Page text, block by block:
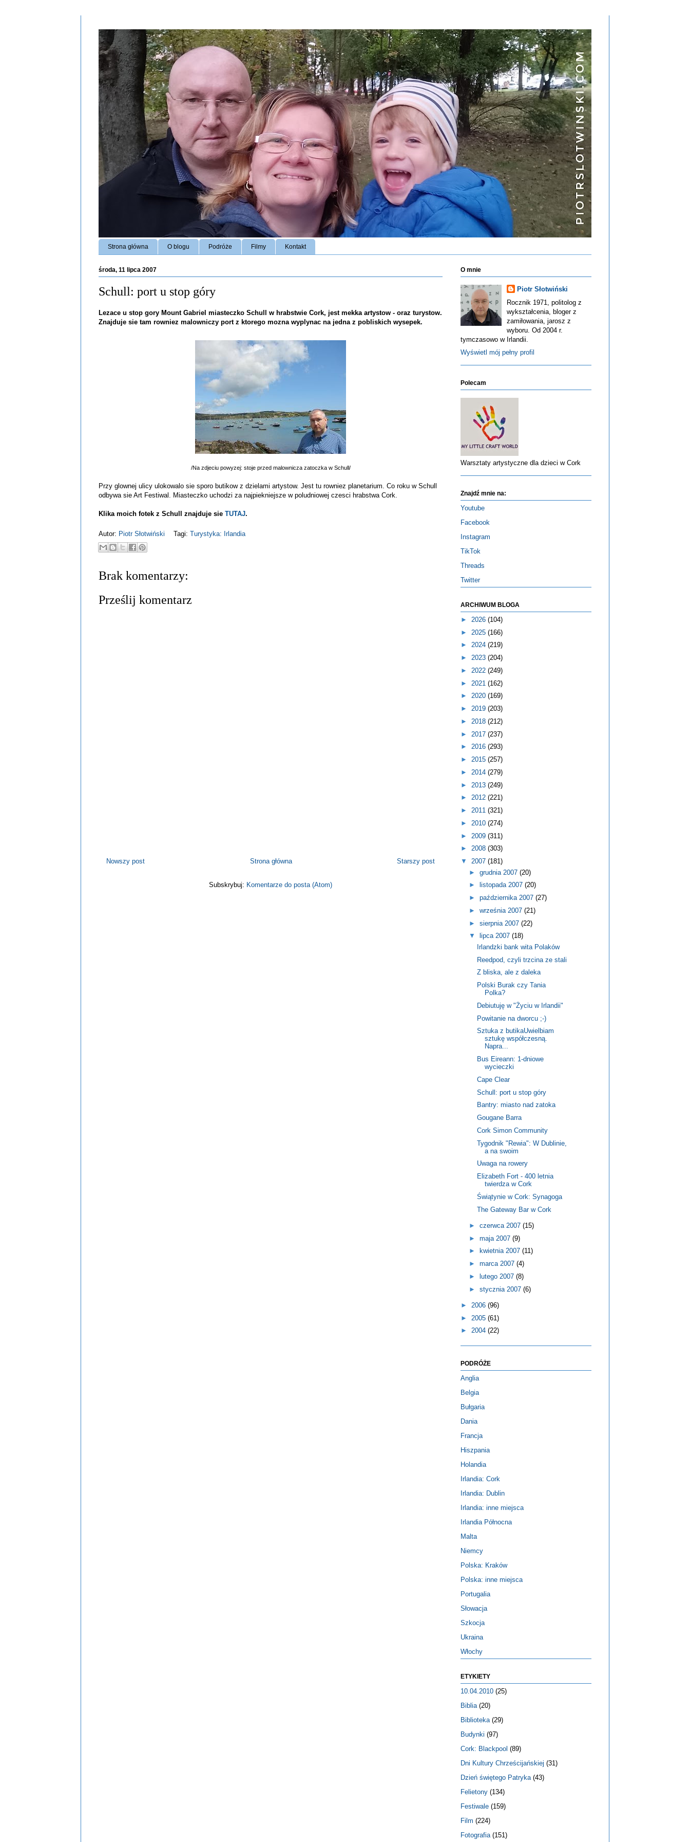
Strona główna O blogu Podróże Filmy Kontakt
środa, 11 lipca 2007
Schull: port u stop góry
Lezace u stop gory Mount Gabriel miasteczko Schull w hrabstwie Cork, jest mekka artystow - oraz turystow.
Znajduje sie tam rowniez malowniczy port z ktorego mozna wyplynac na jedna z pobliskich wysepek.
/Na zdjeciu powyzej: stoje przed malownicza zatoczka w Schull/
Przy glownej ulicy ulokowalo sie sporo butikow z dzielami artystow. Jest tu rowniez planetarium. Co roku w Schull
odbywa sie Art Festiwal. Miasteczko uchodzi za najpiekniejsze w poludniowej czesci hrabstwa Cork.
Klika moich fotek z Schull znajduje sie TUTAJ.
Autor: Piotr Słotwiński Tagi: Turystyka: Irlandia
Brak komentarzy:
Prześlij komentarz
Nowszy post Starszy post
Strona główna
Subskrybuj: Komentarze do posta (Atom)
O mnie
Piotr Słotwiński
Rocznik 1971, politolog z
wykształcenia, bloger z
zamiłowania, jarosz z
wyboru. Od 2004 r.
tymczasowo w Irlandii.
Wyświetl mój pełny profil
Polecam
Warsztaty artystyczne dla dzieci w Cork
Znajdź mnie na:
Youtube
Facebook
Instagram
TikTok
Threads
Twitter
ARCHIWUM BLOGA
► 2026 (104)
► 2025 (166)
► 2024 (219)
► 2023 (204)
► 2022 (249)
► 2021 (162)
► 2020 (169)
► 2019 (203)
► 2018 (212)
► 2017 (237)
► 2016 (293)
► 2015 (257)
► 2014 (279)
► 2013 (249)
► 2012 (221)
► 2011 (321)
► 2010 (274)
► 2009 (311)
► 2008 (303)
▼ 2007 (181)
► grudnia 2007 (20)
►
listopada 2007 (20)
► października 2007 (27)
► września 2007 (21)
► sierpnia 2007 (22)
▼
lipca 2007 (18)
Irlandzki bank wita Polaków
Reedpod, czyli trzcina ze stali
Z bliska, ale z daleka
Polski Burak czy Tania
Polka?
Debiutuję w "Życiu w Irlandii"
Powitanie na dworcu ;-)
Sztuka z butikaUwielbiam
sztukę współczesną.
Napra...
Bus Eireann: 1-dniowe
wycieczki
Cape Clear
Schull: port u stop góry
Bantry: miasto nad zatoka
Gougane Barra
Cork Simon Community
Tygodnik "Rewia": W Dublinie,
a na swoim
Uwaga na rowery
Elizabeth Fort - 400 letnia
twierdza w Cork
Świątynie w Cork: Synagoga
The Gateway Bar w Cork
► czerwca 2007 (15)
► maja 2007 (9)
►
kwietnia 2007 (11)
► marca 2007 (4)
►
lutego 2007 (8)
► stycznia 2007 (6)
► 2006 (96)
► 2005 (61)
► 2004 (22)
PODRÓŻE
Anglia
Belgia
Bułgaria
Dania
Francja
Hiszpania
Holandia
Irlandia: Cork
Irlandia: Dublin
Irlandia: inne miejsca
Irlandia Północna
Malta
Niemcy
Polska: Kraków
Polska: inne miejsca
Portugalia
Słowacja
Szkocja
Ukraina
Włochy
ETYKIETY
10.04.2010 (25)
Biblia (20)
Biblioteka (29)
Budynki (97)
Cork: Blackpool (89)
Dni Kultury Chrześcijańskiej (31)
Dzień świętego Patryka (43)
Felietony (134)
Festiwale (159)
Film (224)
Fotografia (151)